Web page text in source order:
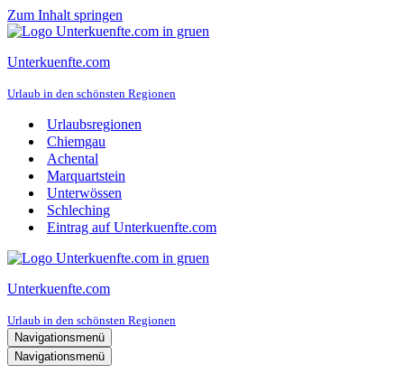
Zum Inhalt springen
Unterkuenfte.com
Urlaub in den schönsten Regionen
Urlaubsregionen
Chiemgau
Achental
Marquartstein
Unterwössen
Schleching
Eintrag auf Unterkuenfte.com
Unterkuenfte.com
Urlaub in den schönsten Regionen
Navigationsmenü
Navigationsmenü